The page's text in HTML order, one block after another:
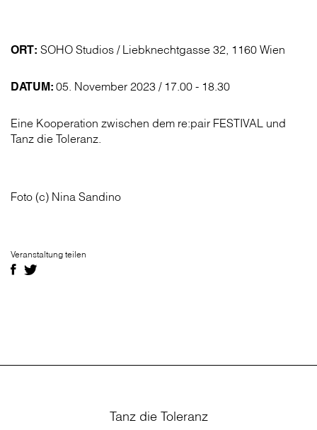
ORT: SOHO Studios / Liebknechtgasse 32, 1160 Wien
DATUM: 05. November 2023 / 17.00 - 18.30
Eine Kooperation zwischen dem re:pair FESTIVAL und
Tanz die Toleranz.
Foto (c) Nina Sandino
Veranstaltung teilen
Tanz die Toleranz